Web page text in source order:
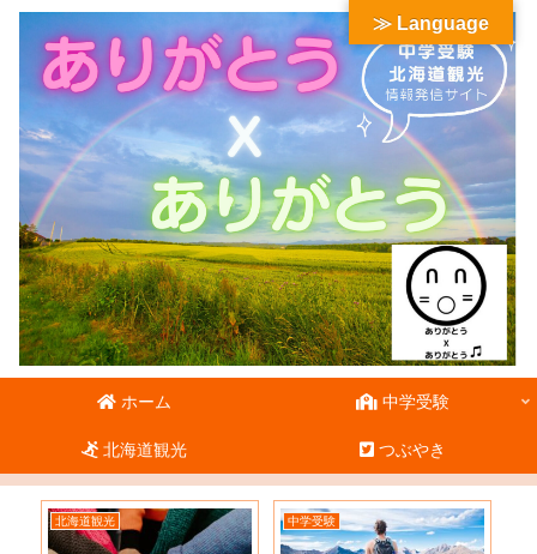
ホーム 中学受験
北海道観光 つぶやき
北海道観光 中学受験
≫ Language